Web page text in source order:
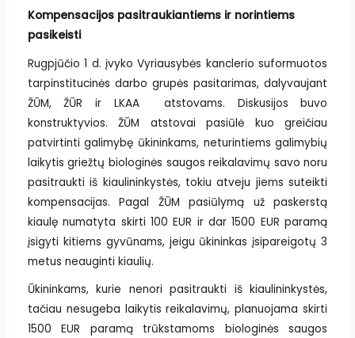
Kompensacijos pasitraukiantiems ir norintiems
pasikeisti
Rugpjūčio 1 d. įvyko Vyriausybės kanclerio suformuotos
tarpinstitucinės darbo grupės pasitarimas, dalyvaujant
ŽŪM, ŽŪR ir LKAA atstovams. Diskusijos buvo
konstruktyvios. ŽŪM atstovai pasiūlė kuo greičiau
patvirtinti galimybę ūkininkams, neturintiems galimybių
laikytis griežtų biologinės saugos reikalavimų savo noru
pasitraukti iš kiaulininkystės, tokiu atveju jiems suteikti
kompensacijas. Pagal ŽŪM pasiūlymą už paskerstą
kiaulę numatyta skirti 100 EUR ir dar 1500 EUR paramą
įsigyti kitiems gyvūnams, jeigu ūkininkas įsipareigotų 3
metus neauginti kiaulių.
Ūkininkams, kurie nenori pasitraukti iš kiaulininkystės,
tačiau nesugeba laikytis reikalavimų, planuojama skirti
1500 EUR paramą trūkstamoms biologinės saugos